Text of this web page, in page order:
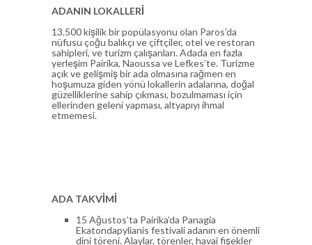
ADANIN LOKALLERİ
13.500 kişilik bir popülasyonu olan Paros’da
nüfusu çoğu balıkçı ve çiftçiler, otel ve restoran
sahipleri, ve turizm çalışanları. Adada en fazla
yerleşim Pairika, Naoussa ve Lefkes’te. Turizme
açık ve gelişmiş bir ada olmasına rağmen en
hoşumuza giden yönü lokallerin adalarına, doğal
güzelliklerine sahip çıkması, bozulmaması için
ellerinden geleni yapması, altyapıyı ihmal
etmemesi.
ADA TAKVİMİ
15 Ağustos’ta Pairika’da Panagia
Ekatondapylianis festivali adanın en önemli
dini töreni. Alaylar, törenler, havai fişekler